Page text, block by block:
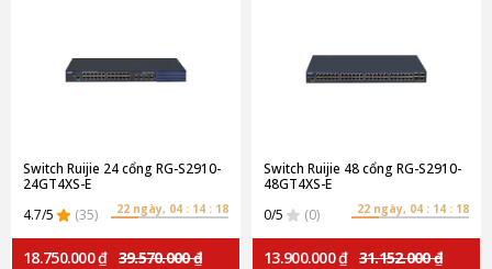
Switch Ruijie 24 cổng RG-S2910-
24GT4XS-E
4.7/5
(35) 22 ngày, 04 : 14 : 18
18.750.000 ₫ 39.570.000 ₫
Switch Ruijie 48 cổng RG-S2910-
48GT4XS-E
0/5
(0) 22 ngày, 04 : 14 : 18
13.900.000 ₫ 31.152.000 ₫